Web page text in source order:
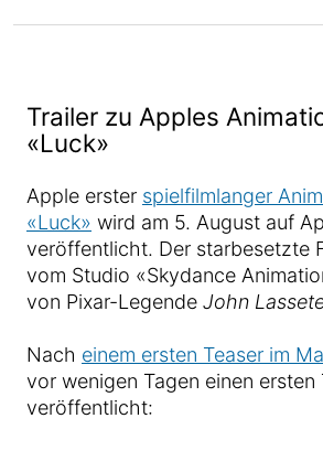
Trailer zu Apples
«Luck»
Apple erster spielfilmlanger
«Luck» wird am 5. August auf
veröffentlicht. Der starbesetzte
vom Studio «Skydance
von Pixar-Legende John
Nach einem ersten Teaser im
vor wenigen Tagen einen ersten
veröffentlicht: